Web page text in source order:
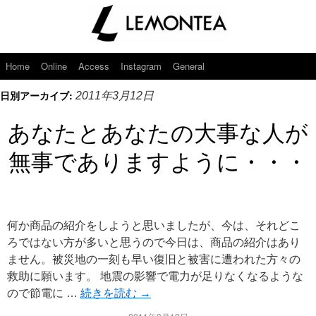
Home Online Access Instagram General
日別アーカイブ: 2011年3月12日
あなたとあなたの大事な人が
無事でありますように・・・
何か商品の紹介をしようと思いましたが、今は、それどこ
ろではない方が多いと思うので今日は、商品の紹介はあり
ません。被災地の一刻も早い復旧と被害に遭われた方々の
救助に願います。 地震の影響で電力が足りなくなるような
ので節電に … 続きを読む →